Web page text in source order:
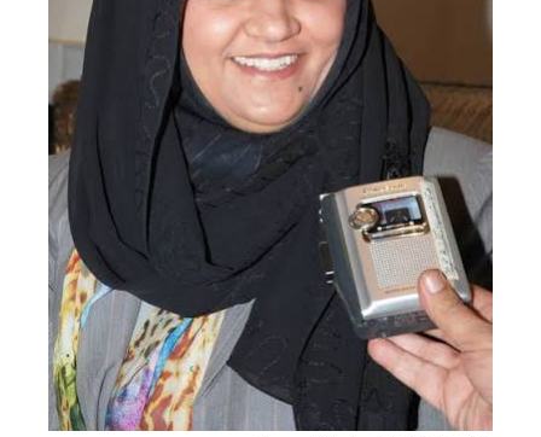
نقل عفش الكويت 50636444 فك وتركيب ايكيا محلي ...
الثلاثاء 03 سبتمبر 2024 07:06 م